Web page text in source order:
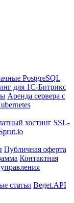
PostgreSQL
для 1C-Битрикс
Аренда сервера с
хостинг SSL-
Публичная оферта
Контактная
статьи Beget.API